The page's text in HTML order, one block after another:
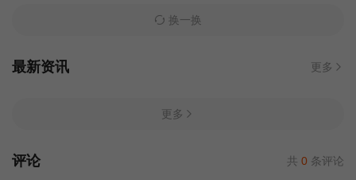
换一换
最新资讯 更多
更多
评论 共 0 条评论